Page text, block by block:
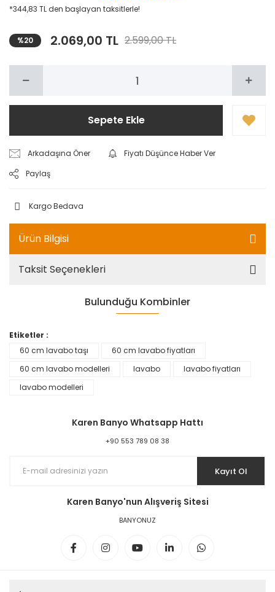
*344,83 TL den başlayan taksitlerle!
%20 2.069,00 TL 2.599,00 TL
Sepete Ekle
Arkadaşına Öner
Fiyatı Düşünce Haber Ver
Paylaş
Kargo Bedava
Ürün Bilgisi
Taksit Seçenekleri
Bulunduğu Kombinler
Etiketler :
60 cm lavabo taşı
60 cm lavabo fiyatları
60 cm lavabo modelleri
lavabo
lavabo fiyatları
lavabo modelleri
Karen Banyo Whatsapp Hattı
+90 553 789 08 38
Kayıt Ol
Karen Banyo'nun Alışveriş Sitesi
BANYONUZ